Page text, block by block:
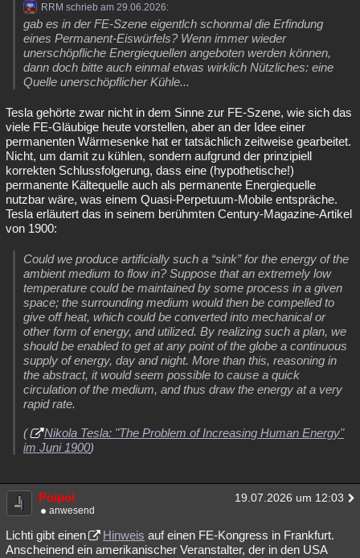
RRM schrieb am 29.06.2026:
gab es in der FE-Szene eigentlch schonmal die Erfindung
eines Permanent-Eiswürfels? Wenn immer wieder
unerschöpfliche Energiequellen angeboten werden können,
dann doch bitte auch einmal etwas wirklich Nützliches: eine
Quelle unerschöpflicher Kühle...
Tesla gehörte zwar nicht in dem Sinne zur FE-Szene, wie sich das
viele FE-Gläubige heute vorstellen, aber an der Idee einer
permanenten Wärmesenke hat er tatsächlich zeitweise gearbeitet.
Nicht, um damit zu kühlen, sondern aufgrund der prinzipiell
korrekten Schlussfolgerung, dass eine (hypothetische!)
permanente Kältequelle auch als permanente Energiequelle
nutzbar wäre, was einem Quasi-Perpetuum-Mobile entspräche.
Tesla erläutert das in seinem berühmten Century-Magazine-Artikel
von 1900:
Could we produce artificially such a “sink” for the energy of the
ambient medium to flow in? Suppose that an extremely low
temperature could be maintained by some process in a given
space; the surrounding medium would then be compelled to
give off heat, which could be converted into mechanical or
other form of energy, and utilized. By realizing such a plan, we
should be enabled to get at any point of the globe a continuous
supply of energy, day and night. More than this, reasoning in
the abstract, it would seem possible to cause a quick
circulation of the medium, and thus draw the energy at a very
rapid rate.
(
Nikola Tesla: "The Problem of Increasing Human Energy"
im Juni 1900)
Poipoi 19.07.2026 um 12:03
anwesend
Lichti gibt einen Hinweis auf einen FE-Kongress in Frankfurt.
Anscheinend ein amerikanischer Veranstalter, der in den USA